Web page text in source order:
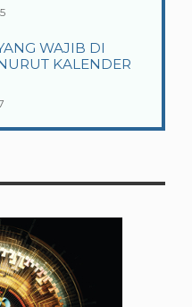
WAJIB DI
KALENDER